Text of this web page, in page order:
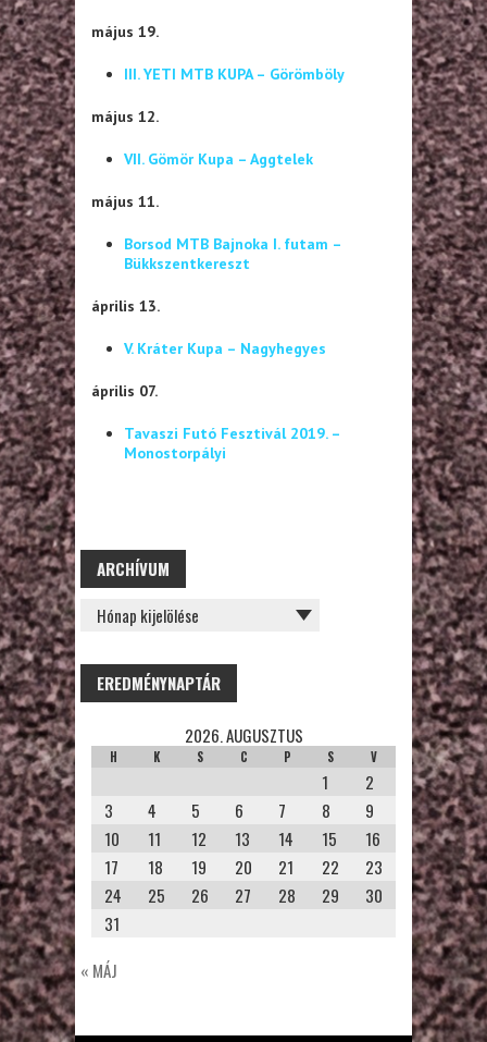
május 19.
III. YETI MTB KUPA – Görömböly
május 12.
VII. Gömör Kupa – Aggtelek
május 11.
Borsod MTB Bajnoka I. futam –
Bükkszentkereszt
április 13.
V. Kráter Kupa – Nagyhegyes
április 07.
Tavaszi Futó Fesztivál 2019. –
Monostorpályi
ARCHÍVUM
ARCHÍVUM
EREDMÉNYNAPTÁR
2026. AUGUSZTUS
H K S C P S V
1
2
3
4 5 6 7 8
9
10
11 12 13 14 15
16
17
18 19 20 21 22
23
24
25 26 27 28 29
30
31
« MÁJ